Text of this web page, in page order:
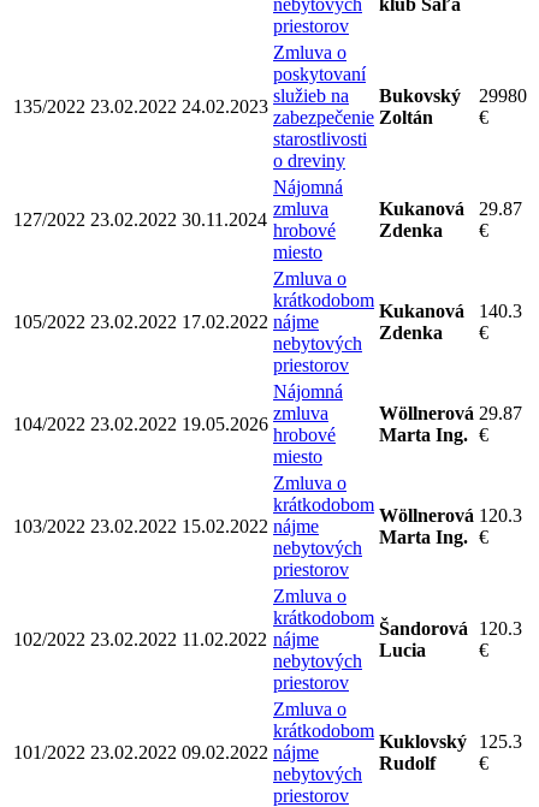
priestorov
135/2022 23.02.2022 24.02.2023
Zmluva o
poskytovaní
služieb na
zabezpečenie
starostlivosti
o dreviny
Bukovský
Zoltán
29980
€
127/2022 23.02.2022 30.11.2024
Nájomná
zmluva
hrobové
miesto
Kukanová
Zdenka
29.87
€
105/2022 23.02.2022 17.02.2022
Zmluva o
krátkodobom
nájme
nebytových
priestorov
Kukanová
Zdenka
140.3
€
104/2022 23.02.2022 19.05.2026
Nájomná
zmluva
hrobové
miesto
Wöllnerová
Marta Ing.
29.87
€
103/2022 23.02.2022 15.02.2022
Zmluva o
krátkodobom
nájme
nebytových
priestorov
Wöllnerová
Marta Ing.
120.3
€
102/2022 23.02.2022 11.02.2022
Zmluva o
krátkodobom
nájme
nebytových
priestorov
Šandorová
Lucia
120.3
€
101/2022 23.02.2022 09.02.2022
Zmluva o
krátkodobom
nájme
nebytových
priestorov
Kuklovský
Rudolf
125.3
€